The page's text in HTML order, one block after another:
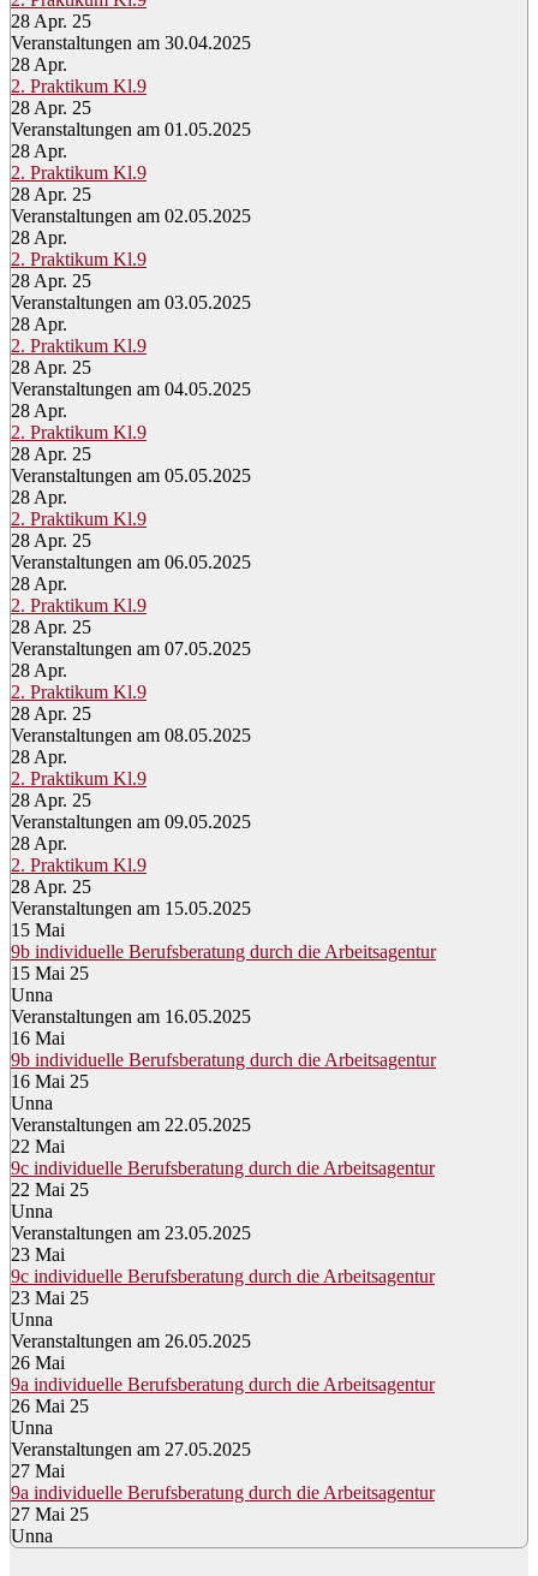
28 Apr. 25
Veranstaltungen am 30.04.2025
28 Apr.
2. Praktikum Kl.9
28 Apr. 25
Veranstaltungen am 01.05.2025
28 Apr.
2. Praktikum Kl.9
28 Apr. 25
Veranstaltungen am 02.05.2025
28 Apr.
2. Praktikum Kl.9
28 Apr. 25
Veranstaltungen am 03.05.2025
28 Apr.
2. Praktikum Kl.9
28 Apr. 25
Veranstaltungen am 04.05.2025
28 Apr.
2. Praktikum Kl.9
28 Apr. 25
Veranstaltungen am 05.05.2025
28 Apr.
2. Praktikum Kl.9
28 Apr. 25
Veranstaltungen am 06.05.2025
28 Apr.
2. Praktikum Kl.9
28 Apr. 25
Veranstaltungen am 07.05.2025
28 Apr.
2. Praktikum Kl.9
28 Apr. 25
Veranstaltungen am 08.05.2025
28 Apr.
2. Praktikum Kl.9
28 Apr. 25
Veranstaltungen am 09.05.2025
28 Apr.
2. Praktikum Kl.9
28 Apr. 25
Veranstaltungen am 15.05.2025
15 Mai
9b individuelle Berufsberatung durch die Arbeitsagentur
15 Mai 25
Unna
Veranstaltungen am 16.05.2025
16 Mai
9b individuelle Berufsberatung durch die Arbeitsagentur
16 Mai 25
Unna
Veranstaltungen am 22.05.2025
22 Mai
9c individuelle Berufsberatung durch die Arbeitsagentur
22 Mai 25
Unna
Veranstaltungen am 23.05.2025
23 Mai
9c individuelle Berufsberatung durch die Arbeitsagentur
23 Mai 25
Unna
Veranstaltungen am 26.05.2025
26 Mai
9a individuelle Berufsberatung durch die Arbeitsagentur
26 Mai 25
Unna
Veranstaltungen am 27.05.2025
27 Mai
9a individuelle Berufsberatung durch die Arbeitsagentur
27 Mai 25
Unna